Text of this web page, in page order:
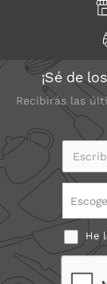
¡Sé de
Recibirás las
Escoge
He